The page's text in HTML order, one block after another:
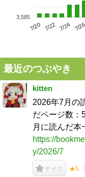
7/20 7/22 7/24 7/26
3,585
最近のつぶやき
kitten
2026年7月の
だページ数
月に読んだ
https://
y/2026/7
ナイス ★5